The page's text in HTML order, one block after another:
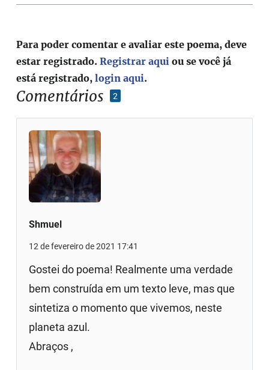
Comentários 2
Shmuel
12 de fevereiro de 2021 17:41
Gostei do poema! Realmente uma verdade
bem construída em um texto leve, mas que
sintetiza o momento que vivemos, neste
planeta azul.
Abraços ,
Para poder comentar e avaliar este poema, deve
estar registrado.Registrar aqui ou se você já
está registrado,login aqui.